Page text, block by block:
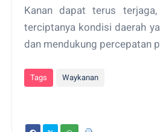
Kanan dapat terus
terciptanya kondisi daerah
dan mendukung percepatan
Tags Waykanan